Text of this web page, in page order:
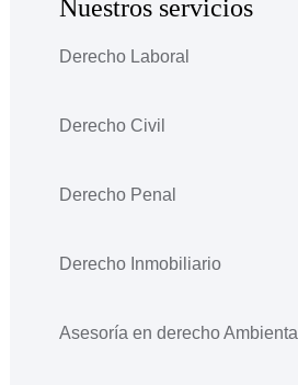
Nuestros servicios
Derecho Laboral
Derecho Civil
Derecho Penal
Derecho Inmobiliario
Asesoría en derecho Ambiental